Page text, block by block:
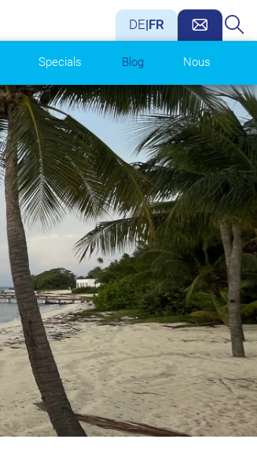
DE|FR
Specials Blog Nous